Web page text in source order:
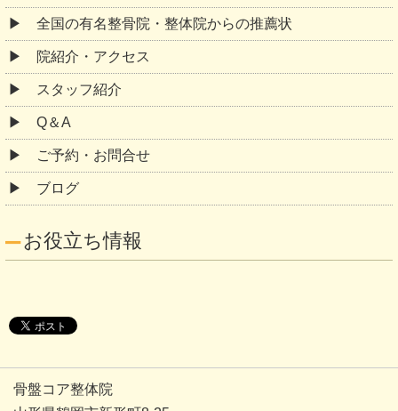
全国の有名整骨院・整体院からの推薦状
院紹介・アクセス
スタッフ紹介
Q＆A
ご予約・お問合せ
ブログ
お役立ち情報
骨盤コア整体院